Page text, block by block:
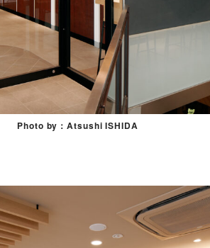
Photo by：Atsushi ISHIDA